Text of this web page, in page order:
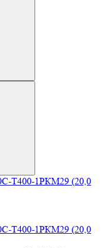
Т400-1РКМ29 (20,0
Т400-1РКМ29 (20,0